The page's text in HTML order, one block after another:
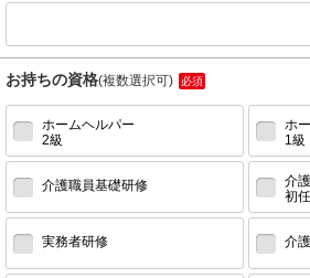
お持ちの資格(複数選択可) 必須
ホームヘルパー
2級
ホ
1級
介護職員基礎研修
介
初
実務者研修 介